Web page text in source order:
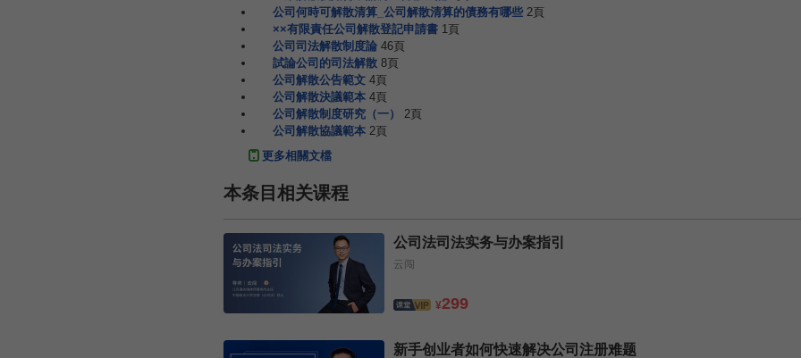
公司何時可解散清算_公司解散清算的債務有哪些 2頁
××有限責任公司解散登記申請書 1頁
公司司法解散制度論 46頁
試論公司的司法解散 8頁
公司解散公告範文 4頁
公司解散決議範本 4頁
公司解散制度研究（一）
2頁
公司解散協議範本 2頁
更多相關文檔
本条目相关课程
公司法司法实务与办案指引
云闯
¥299
新手创业者如何快速解决公司注册难题